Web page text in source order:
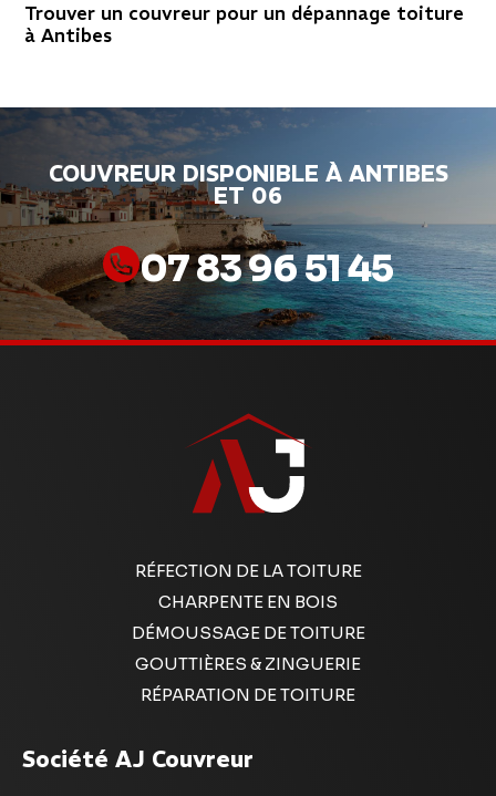
Trouver un couvreur pour un dépannage toiture
à Antibes
COUVREUR DISPONIBLE À ANTIBES
ET 06
07 83 96 51 45
RÉFECTION DE LA TOITURE
CHARPENTE EN BOIS
DÉMOUSSAGE DE TOITURE
GOUTTIÈRES & ZINGUERIE
RÉPARATION DE TOITURE
Société AJ Couvreur